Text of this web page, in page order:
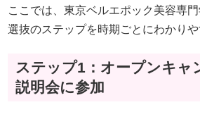
ここでは、東京ベルエポック美容専
選抜のステップを時期ごとにわかりや
ステップ1：オープンキャ
説明会に参加